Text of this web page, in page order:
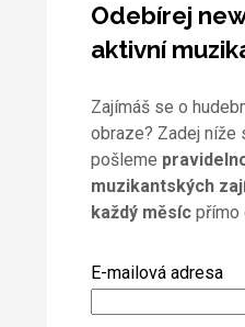
Odebírej
aktivní
Zajímáš se o
obraze? Zadej níže
pošleme
muzikantských
každý měsícpřímo
E-mailová adresa